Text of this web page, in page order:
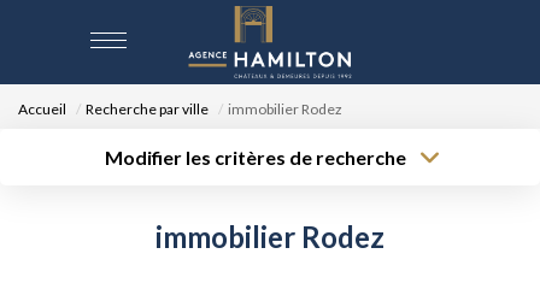
ACCUEIL
Accueil Recherche par ville immobilier Rodez
Modifier les critères de recherche
immobilier Rodez